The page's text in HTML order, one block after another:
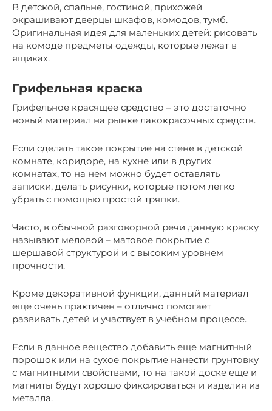
В детской, спальне, гостиной, прихожей
окрашивают дверцы шкафов, комодов, тумб.
Оригинальная идея для маленьких детей: рисовать
на комоде предметы одежды, которые лежат в
ящиках.
Грифельная краска
Грифельное красящее средство – это достаточно
новый материал на рынке лакокрасочных средств.
Если сделать такое покрытие на стене в детской
комнате, коридоре, на кухне или в других
комнатах, то на нем можно будет оставлять
записки, делать рисунки, которые потом легко
убрать с помощью простой тряпки.
Часто, в обычной разговорной речи данную краску
называют меловой – матовое покрытие с
шершавой структурой и с высоким уровнем
прочности.
Кроме декоративной функции, данный материал
еще очень практичен – отлично помогает
развивать детей и участвует в учебном процессе.
Если в данное вещество добавить еще магнитный
порошок или на сухое покрытие нанести грунтовку
с магнитными свойствами, то на такой доске еще и
магниты будут хорошо фиксироваться и изделия из
металла.